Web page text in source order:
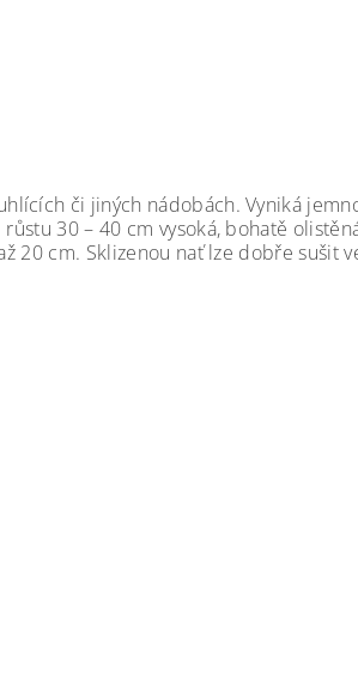
či jiných nádobách. Vyniká
30 – 40 cm vysoká, bohatě
20 cm. Sklizenou nať lze dobře sušit